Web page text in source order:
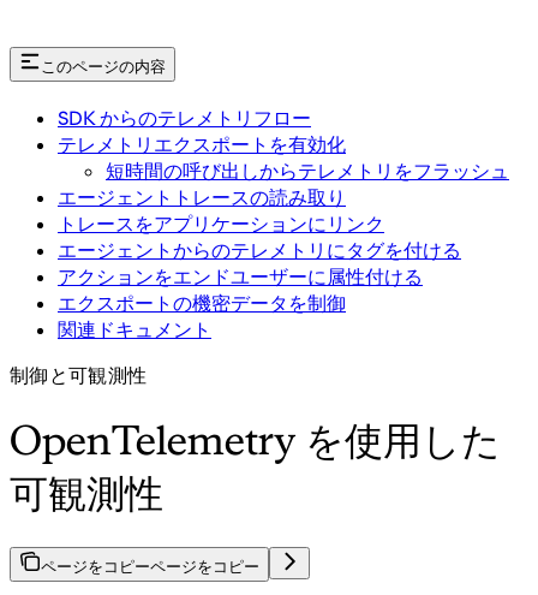
このページの内容
SDK からのテレメトリフロー
テレメトリエクスポートを有効化
短時間の呼び出しからテレメトリをフラッシュ
エージェントトレースの読み取り
トレースをアプリケーションにリンク
エージェントからのテレメトリにタグを付ける
アクションをエンドユーザーに属性付ける
エクスポートの機密データを制御
関連ドキュメント
制御と可観測性
OpenTelemetry を使用した
可観測性
ページをコピーページをコピー